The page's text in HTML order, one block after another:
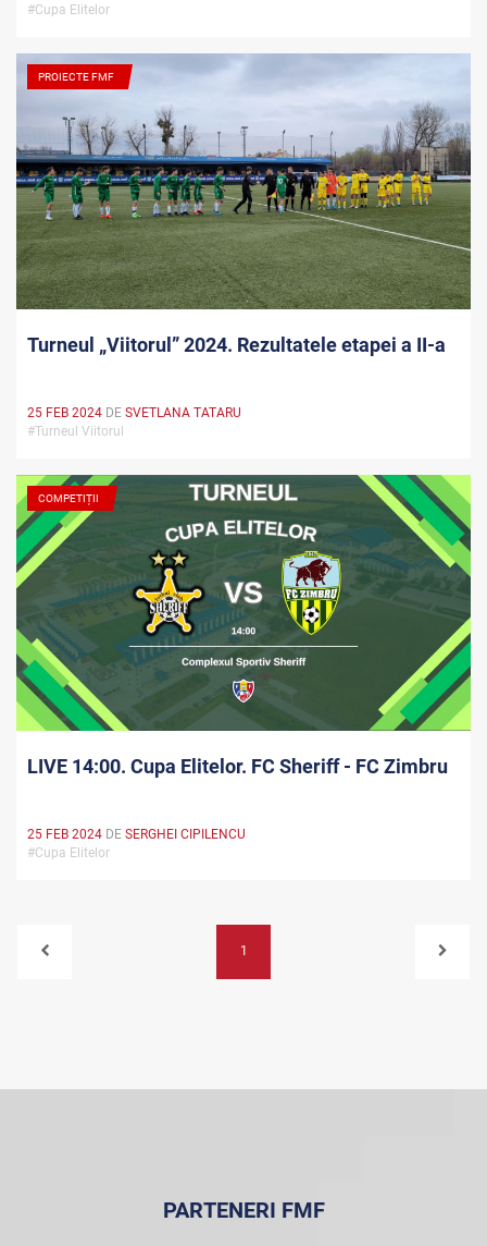
#Cupa Elitelor
PROIECTE FMF
Turneul „Viitorul” 2024. Rezultatele etapei a II-a
25 FEB 2024 DE SVETLANA TATARU
#Turneul Viitorul
COMPETIȚII
LIVE 14:00. Cupa Elitelor. FC Sheriff - FC Zimbru
25 FEB 2024 DE SERGHEI CIPILENCU
#Cupa Elitelor
1
PARTENERI FMF